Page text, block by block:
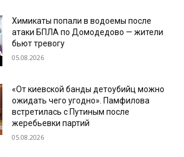
Химикаты попали в водоемы после
атаки БПЛА по Домодедово — жители
бьют тревогу
05.08.2026
«От киевской банды детоубийц можно
ожидать чего угодно». Памфилова
встретилась с Путиным после
жеребьевки партий
05.08.2026